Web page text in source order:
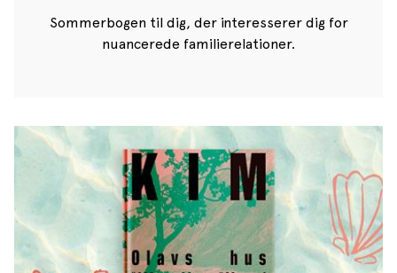
Sommerbogen til dig, der interesserer dig for
nuancerede familierelationer.